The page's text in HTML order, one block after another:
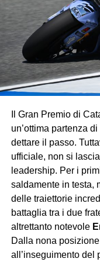
stagione. La
abbia già preso la
Flop
Ferrari
Ogni anno Monza
promesse, e troppo
Leclerc ha chiuso
vittoria, mentre il
che la Rossa, pur
passo di Red Bull e
ma lo hanno fatto
George Russell
Quinto al traguardo,
Mercedes non vive
Il Gran Premio di
un’ottima partenza di
dettare il passo.
ufficiale, non si
leadership. Per i
saldamente in testa,
delle traiettorie
battaglia tra i due
altrettanto notevole
Dalla nona
all’inseguimento del